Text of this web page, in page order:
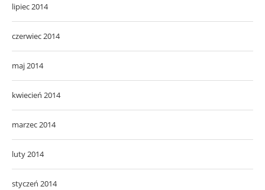
lipiec 2014
czerwiec 2014
maj 2014
kwiecień 2014
marzec 2014
luty 2014
styczeń 2014